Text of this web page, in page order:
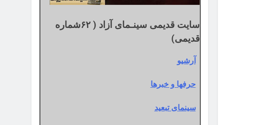
سایت قدیمی سینـمای آزاد ( ۶۲شماره
قدیمی)
آرشیو
حرفها و خبرها
سینمای تبعید